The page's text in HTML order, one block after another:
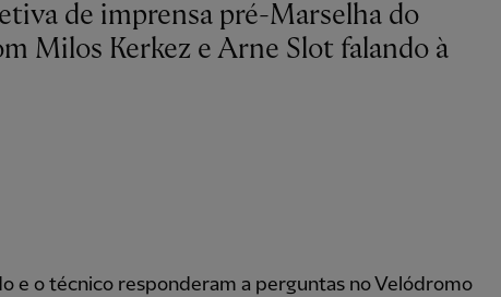
de imprensa pré-Marselha do
Milos Kerkez e Arne Slot falando à
e o técnico responderam a perguntas no Velódromo